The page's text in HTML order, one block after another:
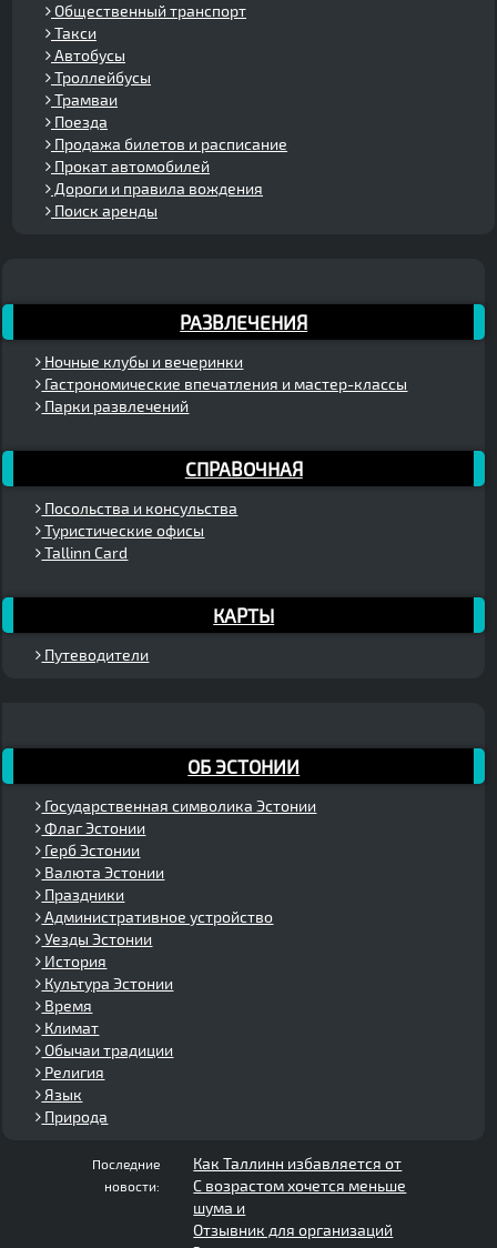
Общественный транспорт
Такси
Автобусы
Троллейбусы
Трамваи
Поезда
Продажа билетов и расписание
Прокат автомобилей
Дороги и правила вождения
Поиск аренды
РАЗВЛЕЧЕНИЯ
Ночные клубы и вечеринки
Гастрономические впечатления и мастер-классы
Парки развлечений
СПРАВОЧНАЯ
Посольства и консульства
Туристические офисы
Tallinn Card
КАРТЫ
Путеводители
ОБ ЭСТОНИИ
Государственная символика Эстонии
Флаг Эстонии
Герб Эстонии
Валюта Эстонии
Праздники
Административное устройство
Уезды Эстонии
История
Культура Эстонии
Время
Климат
Обычаи традиции
Религия
Язык
Природа
Последние
новости:
Как Таллинн избавляется от
С возрастом хочется меньше
шума и
Отзывник для организаций